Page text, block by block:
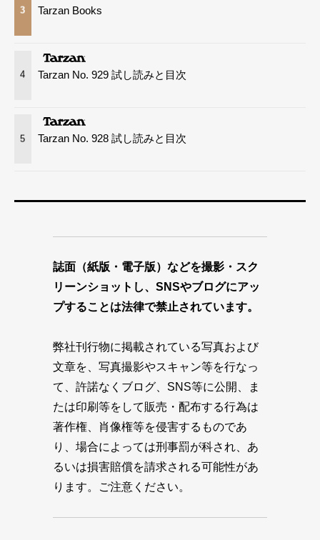
3 Tarzan Books
4 Tarzan No. 929 試し読みと目次
5 Tarzan No. 928 試し読みと目次
誌面（紙版・電子版）などを撮影・スク
リーンショットし、SNSやブログにアッ
プすることは法律で禁止されています。
弊社刊行物に掲載されている写真および
文章を、写真撮影やスキャン等を行なっ
て、許諾なくブログ、SNS等に公開、ま
たは印刷等をして販売・配布する行為は
著作権、肖像権等を侵害するものであ
り、場合によっては刑事罰が科され、あ
るいは損害賠償を請求される可能性があ
ります。ご注意ください。